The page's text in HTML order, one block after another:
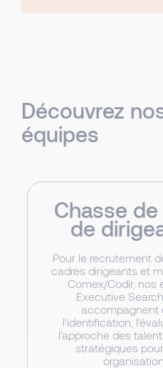
Découvrez
équipes
Chasse
de
Pour le recrutement
cadres dirigeants et
Comex/Codir, nos
Executive
accompagnent
l’identification,
l’approche des
stratégiques
organisation